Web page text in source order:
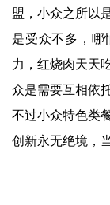
盟，小众之所以
是受众不多，哪
力，红烧肉天天
众是需要互相依托
不过小众特色类
创新永无绝境，